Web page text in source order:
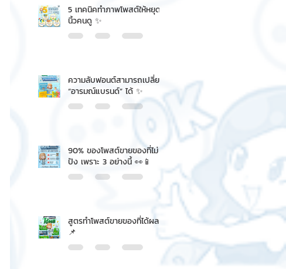
5 เทคนิคทำภาพโพสต์ให้หยุด
นิ้วคนดู ✨
ความลับฟอนต์สามารถเปลี่ยน
“อารมณ์แบรนด์” ได้ ✨
90% ของโพสต์ขายของที่ไม่
ปัง เพราะ 3 อย่างนี้ 👀📱
สูตรทำโพสต์ขายของที่ได้ผล
📌